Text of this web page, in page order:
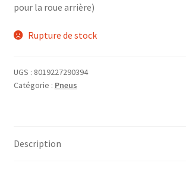
pour la roue arrière)
Rupture de stock
UGS : 8019227290394
Catégorie : Pneus
Description